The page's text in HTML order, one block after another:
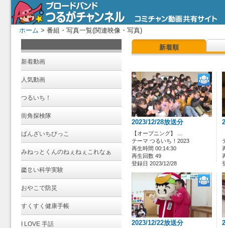
ホーム > 番組・写真一覧(関連映像・写真)
新着動画
人気動画
つるいち！
街角探検隊
ばんざいちびっこ
みねっとくんのねぇねぇこれなぁ
に？
楽しい科学実験
おやこで防災
すくすく健康手帳
I LOVE 手話
新着順
2023/12/28放送分
【オープニング】 …
テーマ つるいち！2023
再生時間 00:14:30
再生回数 49
登録日 2023/12/28
2023/12/22放送分